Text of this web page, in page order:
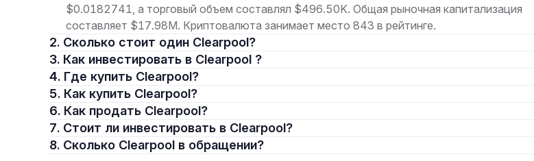
$0.0182741, а торговый объем составлял $496.50K. Общая рыночная капитализация
составляет $17.98M. Криптовалюта занимает место 843 в рейтинге.
2. Сколько стоит один Clearpool?
3. Как инвестировать в Clearpool ?
4. Где купить Clearpool?
5. Как купить Clearpool?
6. Как продать Clearpool?
7. Стоит ли инвестировать в Clearpool?
8. Сколько Clearpool в обращении?